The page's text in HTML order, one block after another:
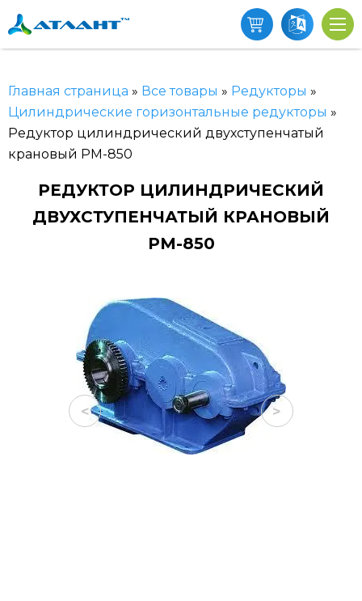
Главная страница » Все товары » Редукторы »
Цилиндрические горизонтальные редукторы »
Редуктор цилиндрический двухступенчатый
крановый РМ-850
РЕДУКТОР ЦИЛИНДРИЧЕСКИЙ
ДВУХСТУПЕНЧАТЫЙ КРАНОВЫЙ
РМ-850
< >